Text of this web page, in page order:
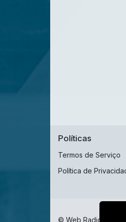
Políticas
Termos de Serviço
Política de
© Web Radio